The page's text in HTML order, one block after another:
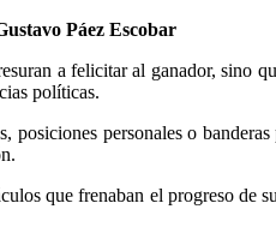
Páez Escobar
a felicitar al ganador, sino
políticas.
personales o
que frenaban el progreso